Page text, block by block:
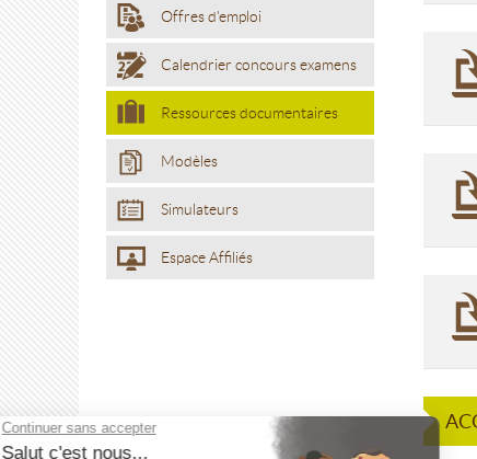
Offres d'emploi
Calendrier concours examens
Ressources documentaires
Modèles
Simulateurs
Espace Affiliés